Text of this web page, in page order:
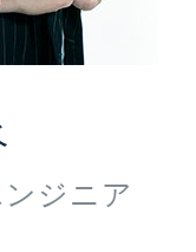
ジニア